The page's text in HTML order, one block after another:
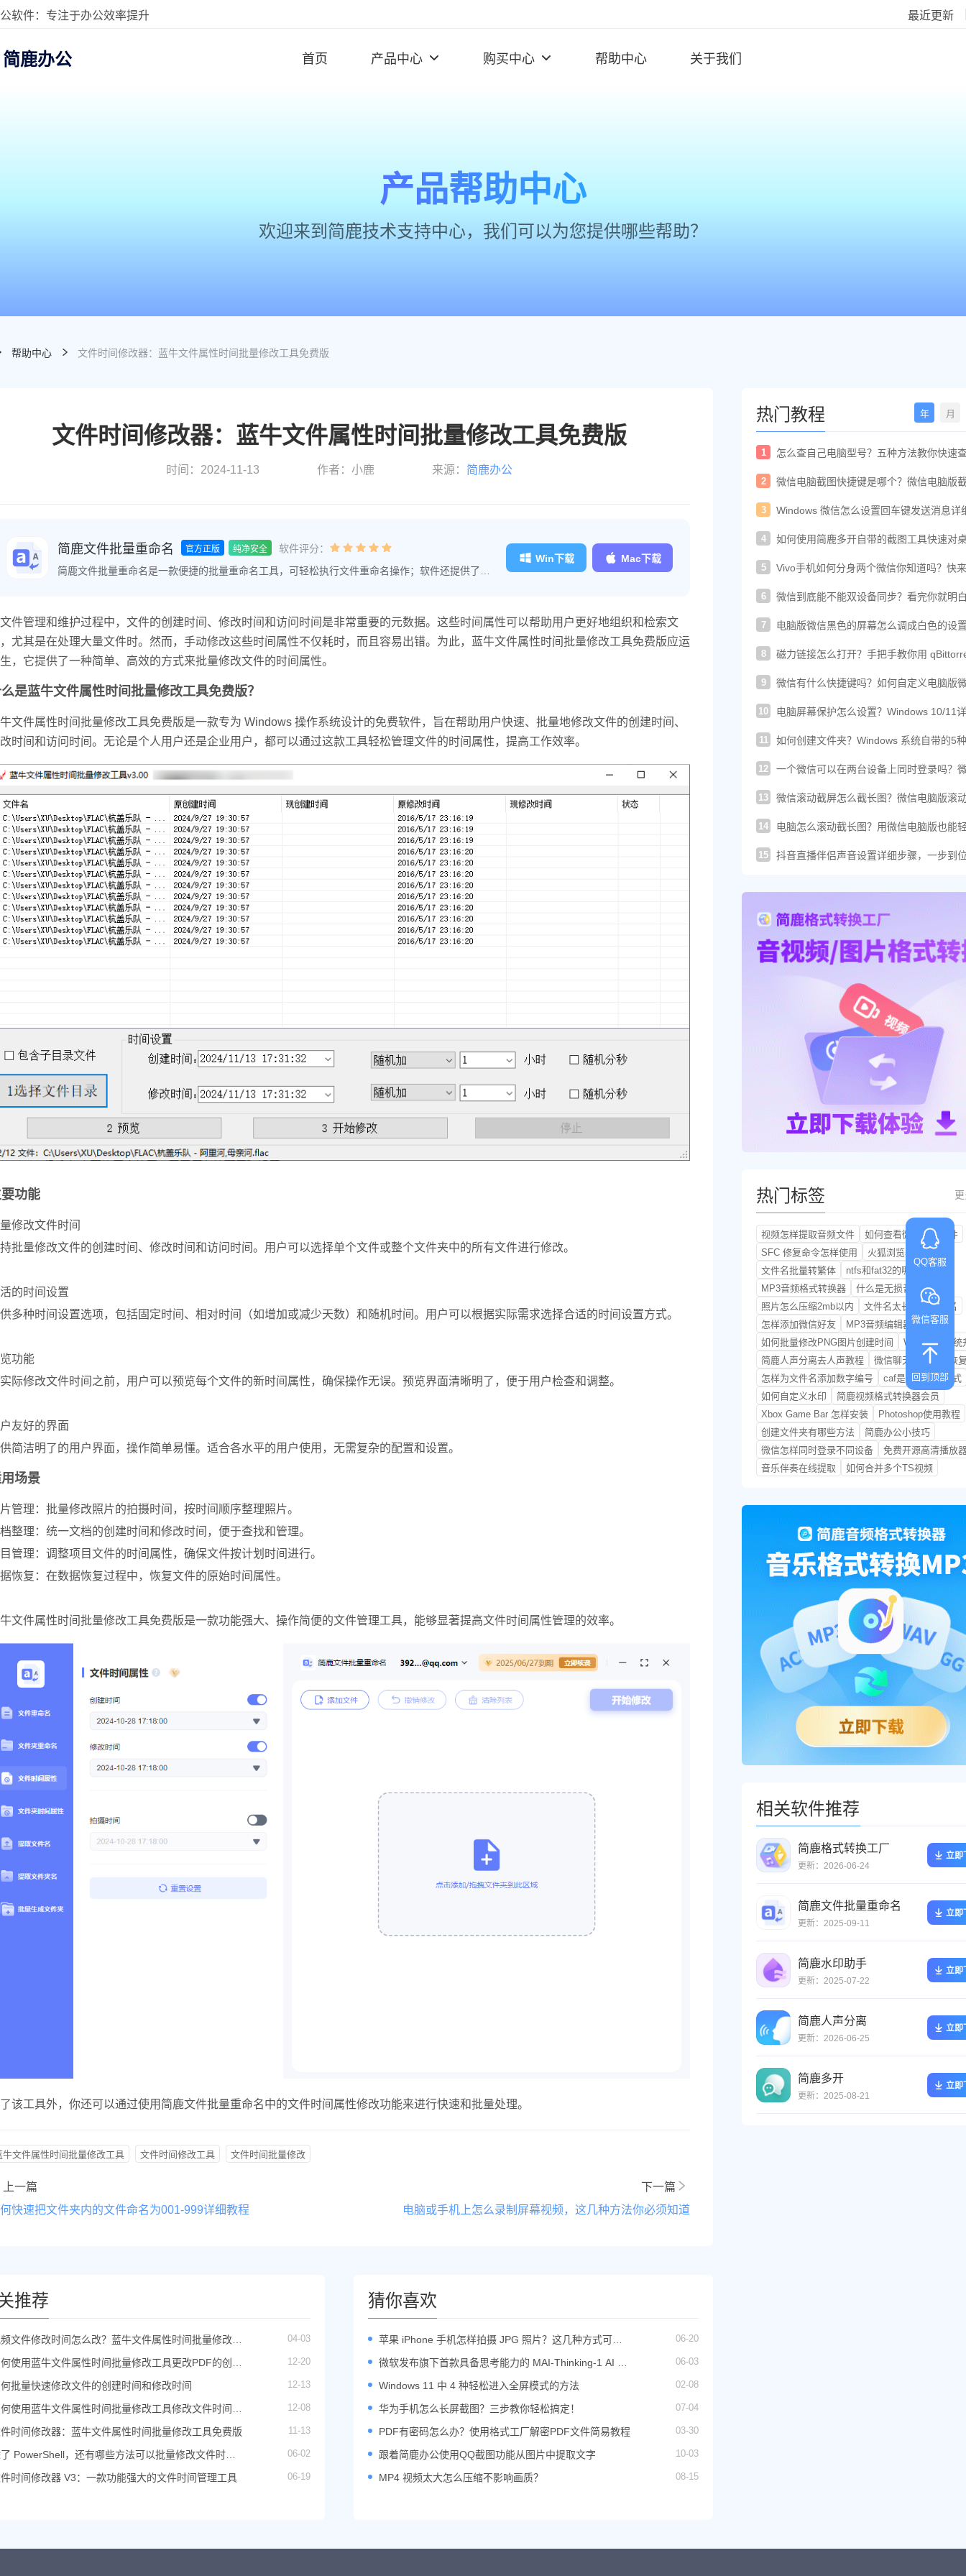
软件：专注于办公效率提升 最近更新
简鹿办公 首页 产品中心 购买中心 帮助中心 关于我们
产品帮助中心
欢迎来到简鹿技术支持中心，我们可以为您提供哪些帮助？
帮助中心 文件时间修改器：蓝牛文件属性时间批量修改工具免费版
文件时间修改器：蓝牛文件属性时间批量修改工具免费版
时间：2024-11-13 作者：小鹿 来源： 简鹿办公
简鹿文件批量重命名 官方正版 纯净安全
软件评分：
简鹿文件批量重命名是一款便捷的批量重命名工具，可轻松执行文件重命名操作；软件还提供了文
Win下载 Mac下载
件管理和维护过程中，文件的创建时间、修改时间和访问时间是非常重要的元数据。这些时间属性可以帮助用户更好地组织和检索文
尤其是在处理大量文件时。然而，手动修改这些时间属性不仅耗时，而且容易出错。为此，蓝牛文件属性时间批量修改工具免费版应运
，它提供了一种简单、高效的方式来批量修改文件的时间属性。
是蓝牛文件属性时间批量修改工具免费版？
文件属性时间批量修改工具免费版是一款专为 Windows 操作系统设计的免费软件，旨在帮助用户快速、批量地修改文件的创建时间、
时间和访问时间。无论是个人用户还是企业用户，都可以通过这款工具轻松管理文件的时间属性，提高工作效率。
功能
修改文件时间
批量修改文件的创建时间、修改时间和访问时间。 用户可以选择单个文件或整个文件夹中的所有文件进行修改。
的时间设置
多种时间设置选项，包括固定时间、相对时间（如增加或减少天数）和随机时间。 用户可以根据实际需求选择合适的时间设置方式。
功能
际修改文件时间之前，用户可以预览每个文件的新时间属性，确保操作无误。 预览界面清晰明了，便于用户检查和调整。
友好的界面
简洁明了的用户界面，操作简单易懂。 适合各水平的用户使用，无需复杂的配置和设置。
场景
管理：批量修改照片的拍摄时间，按时间顺序整理照片。
整理：统一文档的创建时间和修改时间，便于查找和管理。
管理：调整项目文件的时间属性，确保文件按计划时间进行。
恢复：在数据恢复过程中，恢复文件的原始时间属性。
文件属性时间批量修改工具免费版是一款功能强大、操作简便的文件管理工具，能够显著提高文件时间属性管理的效率。
该工具外，你还可以通过使用简鹿文件批量重命名中的文件时间属性修改功能来进行快速和批量处理。
牛文件属性时间批量修改工具 文件时间修改工具 文件时间批量修改
上一篇
快速把文件夹内的文件命名为001-999详细教程
下一篇
电脑或手机上怎么录制屏幕视频，这几种方法你必须知道
推荐
文件修改时间怎么改？蓝牛文件属性时间批量修改工
04-03
使用蓝牛文件属性时间批量修改工具更改PDF的创建
12-20
批量快速修改文件的创建时间和修改时间 12-13
使用蓝牛文件属性时间批量修改工具修改文件时间使
12-08
时间修改器：蓝牛文件属性时间批量修改工具免费版 11-13
PowerShell，还有哪些方法可以批量修改文件时间
06-02
时间修改器 V3：一款功能强大的文件时间管理工具 06-19
猜你喜欢
苹果 iPhone 手机怎样拍摄 JPG 照片？这几种方式可以
06-20
微软发布旗下首款具备思考能力的 MAI-Thinking-1 AI 模
06-03
Windows 11 中 4 种轻松进入全屏模式的方法 02-08
华为手机怎么长屏截图？三步教你轻松搞定！ 07-04
PDF有密码怎么办？使用格式工厂解密PDF文件简易教程 03-30
跟着简鹿办公使用QQ截图功能从图片中提取文字 10-03
MP4 视频太大怎么压缩不影响画质？ 08-15
热门教程 年 月
1
怎么查自己电脑型号？五种方法教你快速
2
微信电脑截图快捷键是哪个？微信电脑版
3
Windows 微信怎么设置回车键发送消息详
4
如何使用简鹿多开自带的截图工具快速对
5
Vivo手机如何分身两个微信你知道吗？快
6
微信到底能不能双设备同步？看完你就明
7
电脑版微信黑色的屏幕怎么调成白色的设
8
磁力链接怎么打开？手把手教你用
9
微信有什么快捷键吗？如何自定义电脑版
10
电脑屏幕保护怎么设置？Windows 10/11
11
如何创建文件夹？Windows 系统自带的5
12
一个微信可以在两台设备上同时登录吗？
13
微信滚动截屏怎么截长图？微信电脑版滚
14
电脑怎么滚动截长图？用微信电脑版也能
15
抖音直播伴侣声音设置详细步骤，一步到
热门标签
视频怎样提取音频文件
如何查看微信发送文件
SFC 修复命令怎样使用
火狐浏览器新功能
文件名批量转繁体
ntfs和fat32的哪个好
MP3音频格式转换器
什么是无损音频格式
照片怎么压缩2mb以内
文件名太长无法重命名
怎样添加微信好友
MP3音频编辑器
如何批量修改PNG图片创建时间
Windows 系统
简鹿人声分离去人声教程
微信聊天记录怎样恢
怎样为文件名添加数字编号
caf是什么音频格式
如何自定义水印
简鹿视频格式转换器会员
Xbox Game Bar 怎样安装
Photoshop使用教程
创建文件夹有哪些方法
简鹿办公小技巧
微信怎样同时登录不同设备
免费开源高清播放
音乐伴奏在线提取
如何合并多个TS视频
相关软件推荐
简鹿格式转换工厂
更新：2026-06-24
立即
简鹿文件批量重命名
更新：2025-09-11
立即
简鹿水印助手
更新：2025-07-22
立即
简鹿人声分离
更新：2026-06-25
立即
简鹿多开
更新：2025-08-21
立即
QQ客服
微信客服
回到顶部